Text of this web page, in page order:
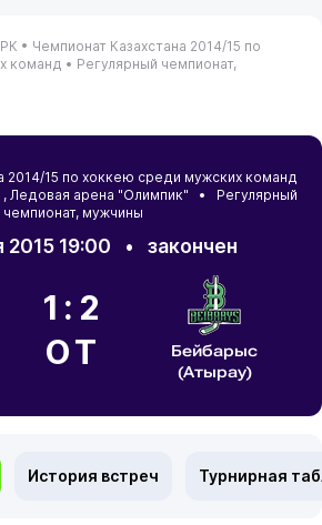
• Чемпионат Казахстана 2014/15 по
команд • Регулярный чемпионат,
2014/15 по хоккею среди мужских команд
, Ледовая арена "Олимпик" • Регулярный
чемпионат, мужчины
2015 19:00 • закончен
1:2
ОТ
Бейбарыс
(Атырау)
История встреч Турнирная